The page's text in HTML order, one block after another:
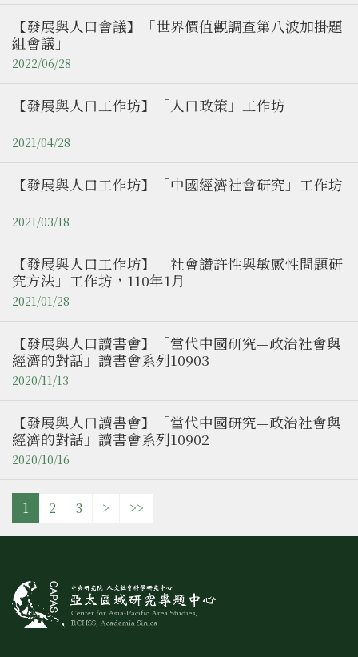
【發展與人口會議】「世界價值觀調查第八波加掛題
組會議」
2022/06/28
【發展與人口工作坊】「人口政策」工作坊
2021/04/28
【發展與人口工作坊】「中國經濟社會研究」工作坊
2021/03/18
【發展與人口工作坊】「社會讚許性與敏感性問題研
究方法」工作坊，110年1月
2021/01/28
【發展與人口讀書會】「當代中國研究—政治社會與
經濟的對話」讀書會系列10903
2020/11/13
【發展與人口讀書會】「當代中國研究—政治社會與
經濟的對話」讀書會系列10902
2020/10/16
1 2 3 > >>